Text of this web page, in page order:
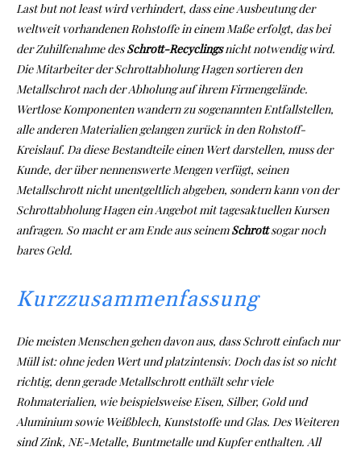
Last but not least wird verhindert, dass eine Ausbeutung der
weltweit vorhandenen Rohstoffe in einem Maße erfolgt, das bei
der Zuhilfenahme desSchrott-Recyclingsnicht notwendig wird.
Die Mitarbeiter der Schrottabholung Hagen sortieren den
Metallschrot nach der Abholung auf ihrem Firmengelände.
Wertlose Komponenten wandern zu sogenannten Entfallstellen,
alle anderen Materialien gelangen zurück in den Rohstoff-
Kreislauf. Da diese Bestandteile einen Wert darstellen, muss der
Kunde, der über nennenswerte Mengen verfügt, seinen
Metallschrott nicht unentgeltlich abgeben, sondern kann von der
Schrottabholung Hagen ein Angebot mit tagesaktuellen Kursen
anfragen. So macht er am Ende aus seinemSchrottsogar noch
bares Geld.
Kurzzusammenfassung
Die meisten Menschen gehen davon aus, dass Schrott einfach nur
Müll ist: ohne jeden Wert und platzintensiv. Doch das ist so nicht
richtig, denn gerade Metallschrott enthält sehr viele
Rohmaterialien, wie beispielsweise Eisen, Silber, Gold und
Aluminium sowie Weißblech, Kunststoffe und Glas. Des Weiteren
sind Zink, NE-Metalle, Buntmetalle und Kupfer enthalten. All